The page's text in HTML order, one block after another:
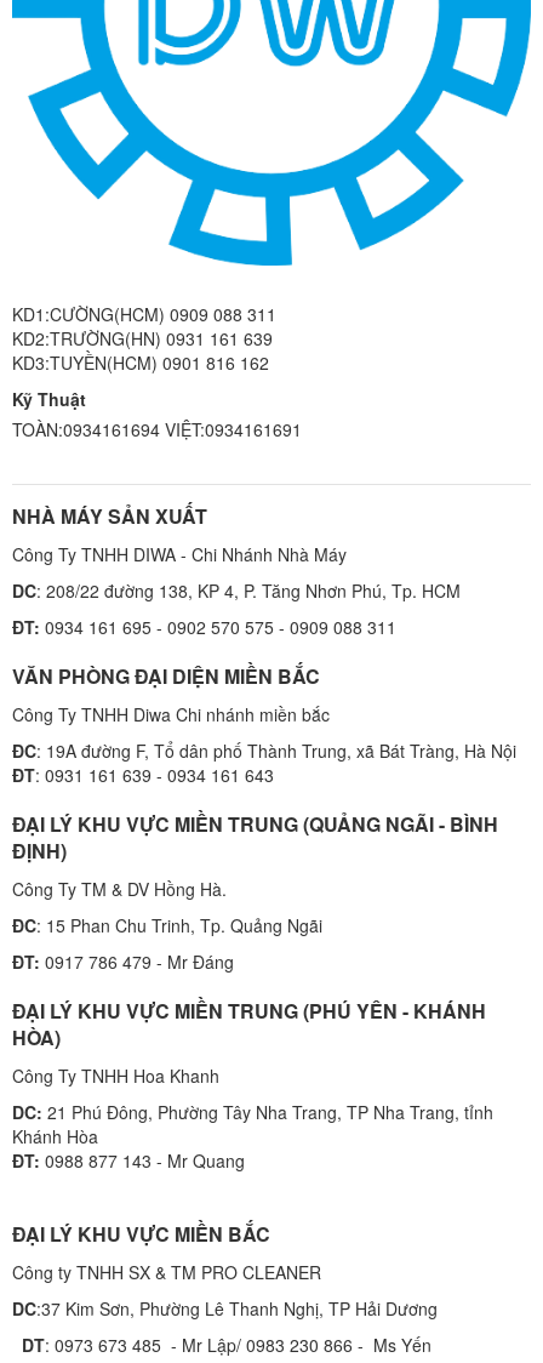
KD1:CƯỜNG(HCM) 0909 088 311
KD2:TRƯỜNG(HN) 0931 161 639
KD3:TUYỀN(HCM) 0901 816 162
Kỹ Thuật
TOÀN:0934161694 VIỆT:0934161691
NHÀ MÁY SẢN XUẤT
Công Ty TNHH DIWA - Chi Nhánh Nhà Máy
DC: 208/22 đường 138, KP 4, P. Tăng Nhơn Phú, Tp. HCM
ĐT: 0934 161 695 - 0902 570 575 - 0909 088 311
VĂN PHÒNG ĐẠI DIỆN MIỀN BẮC
Công Ty TNHH Diwa Chi nhánh miền bắc
ĐC: 19A đường F, Tổ dân phố Thành Trung, xã Bát Tràng, Hà Nội
ĐT: 0931 161 639 - 0934 161 643
ĐẠI LÝ KHU VỰC MIỀN TRUNG (QUẢNG NGÃI - BÌNH
ĐỊNH)
Công Ty TM & DV Hồng Hà.
ĐC: 15 Phan Chu Trinh, Tp. Quảng Ngãi
ĐT: 0917 786 479 - Mr Đáng
ĐẠI LÝ KHU VỰC MIỀN TRUNG (PHÚ YÊN - KHÁNH
HÒA)
Công Ty TNHH Hoa Khanh
DC: 21 Phú Đông, Phường Tây Nha Trang, TP Nha Trang, tỉnh
Khánh Hòa
ĐT: 0988 877 143 - Mr Quang
ĐẠI LÝ KHU VỰC MIỀN BẮC
Công ty TNHH SX & TM PRO CLEANER
DC:37 Kim Sơn, Phường Lê Thanh Nghị, TP Hải Dương
DT: 0973 673 485 - Mr Lập/ 0983 230 866 - Ms Yến